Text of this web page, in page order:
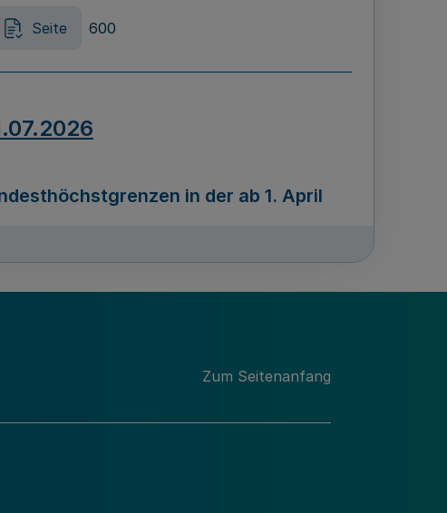
Seite 600
in der ab 1. April
„Mittelstand Innovativ &
Zum Seitenanfang